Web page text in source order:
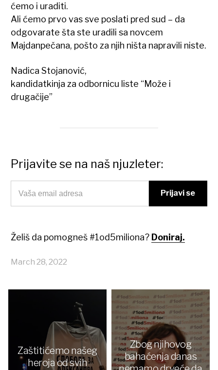
ćemo i uraditi.
Ali ćemo prvo vas sve poslati pred sud – da
odgovarate šta ste uradili sa novcem
Majdanpečana, pošto za njih ništa napravili niste.
Nadica Stojanović,
kandidatkinja za odbornicu liste “Može i
drugačije”
Prijavite se na naš njuzleter:
Želiš da pomogneš #1od5miliona? Doniraj.
March 28, 2022
Zaštitićemo našeg
heroja od svih
Zbog njihovog
bahaćenja danas